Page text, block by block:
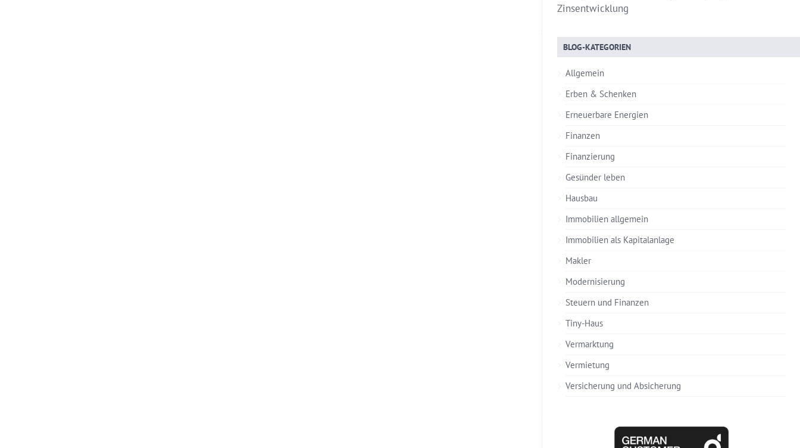
Zinsentwicklung
BLOG-KATEGORIEN
Allgemein
Erben & Schenken
Erneuerbare Energien
Finanzen
Finanzierung
Gesünder leben
Hausbau
Immobilien allgemein
Immobilien als Kapitalanlage
Makler
Modernisierung
Steuern und Finanzen
Tiny-Haus
Vermarktung
Vermietung
Versicherung und Absicherung